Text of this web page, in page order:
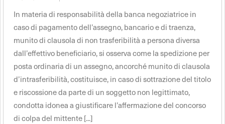
In materia di responsabilità della banca negoziatrice in
caso di pagamento dell’assegno, bancario e di traenza,
munito di clausola di non trasferibilità a persona diversa
dall’effettivo beneficiario, si osserva come la spedizione per
posta ordinaria di un assegno, ancorché munito di clausola
d’intrasferibilità, costituisce, in caso di sottrazione del titolo
e riscossione da parte di un soggetto non legittimato,
condotta idonea a giustificare l’affermazione del concorso
di colpa del mittente [...]